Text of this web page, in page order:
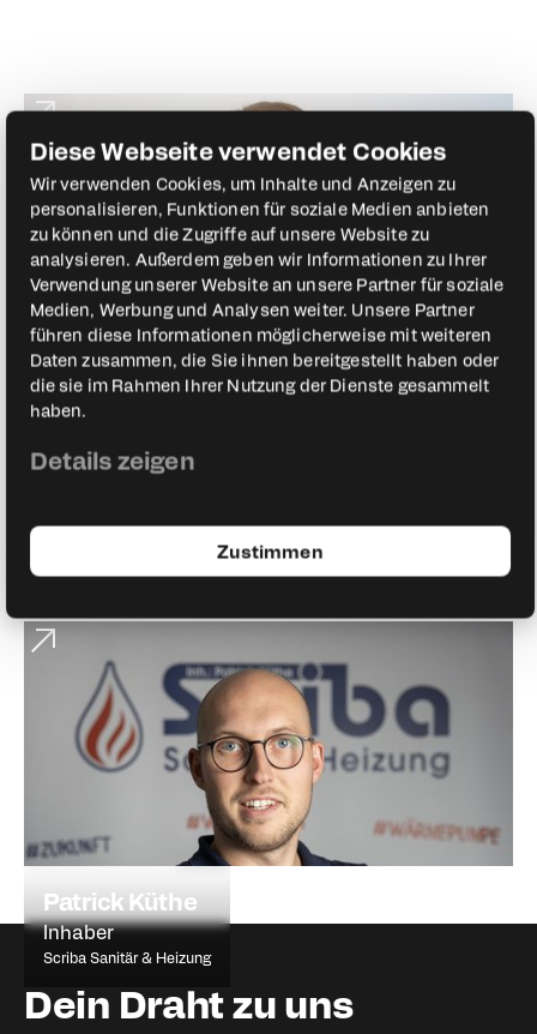
Diese Webseite verwendet Cookies
Wir verwenden Cookies, um Inhalte und Anzeigen zu
personalisieren, Funktionen für soziale Medien anbieten
zu können und die Zugriffe auf unsere Website zu
analysieren. Außerdem geben wir Informationen zu Ihrer
Verwendung unserer Website an unsere Partner für soziale
Medien, Werbung und Analysen weiter. Unsere Partner
führen diese Informationen möglicherweise mit weiteren
Daten zusammen, die Sie ihnen bereitgestellt haben oder
die sie im Rahmen Ihrer Nutzung der Dienste gesammelt
haben.
Details zeigen
Zustimmen
Claudia Grajek
Inhaberin & Social Recruiting Expertin
Patrick Küthe
Inhaber
Scriba Sanitär & Heizung
Dein Draht zu uns